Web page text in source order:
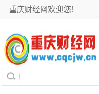
重庆财经网欢迎您！